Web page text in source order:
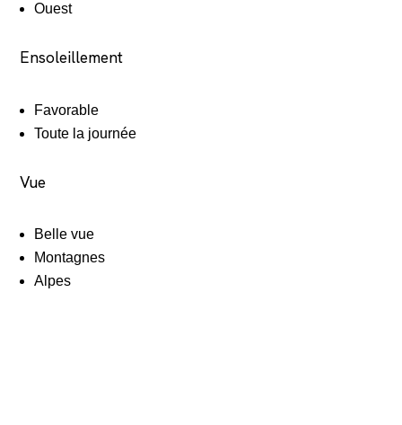
Ouest
Ensoleillement
Favorable
Toute la journée
Vue
Belle vue
Montagnes
Alpes